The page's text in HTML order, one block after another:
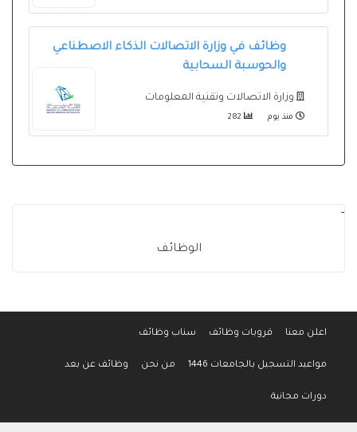
وظائف في وزارة الاتصالات الذكاء الاصطناعي
والحوسبة السحابية
وزارة الاتصالات وتقنية المعلومات
منذ يوم
-
الوظائف
اعلن معنا قروبات وظائف سناب وظائف
مواعيد التسجيل بالجامعات 1446 من نحن وظائف عن بعد
دورات مجانية